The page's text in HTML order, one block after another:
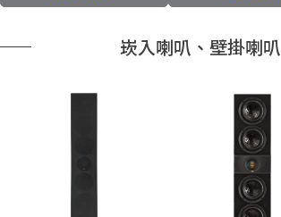
崁入喇叭、壁掛喇叭